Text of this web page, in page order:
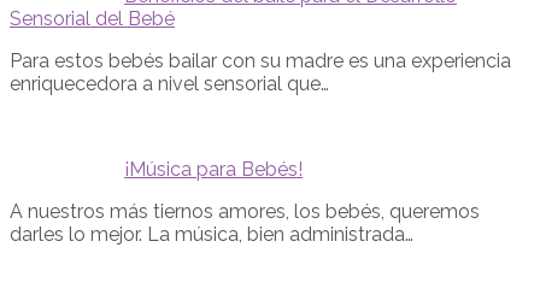
Sensorial del Bebé
Para estos bebés bailar con su madre es una experiencia
enriquecedora a nivel sensorial que…
¡Música para Bebés!
A nuestros más tiernos amores, los bebés, queremos
darles lo mejor. La música, bien administrada…